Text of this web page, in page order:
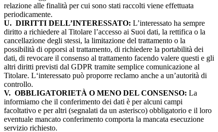
relazione alle finalità per cui sono stati raccolti viene effettuata
periodicamente.
U. DIRITTI DELL’INTERESSATO: L’interessato ha sempre
diritto a richiedere al Titolare l’accesso ai Suoi dati, la rettifica o la
cancellazione degli stessi, la limitazione del trattamento o la
possibilità di opporsi al trattamento, di richiedere la portabilità dei
dati, di revocare il consenso al trattamento facendo valere questi e gli
altri diritti previsti dal GDPR tramite semplice comunicazione al
Titolare. L‘interessato può proporre reclamo anche a un’autorità di
controllo.
V. OBBLIGATORIETÀ O MENO DEL CONSENSO: La
informiamo che il conferimento dei dati è per alcuni campi
facoltativo e per altri (segnalati da un asterisco) obbligatorio e il loro
eventuale mancato conferimento comporta la mancata esecuzione
servizio richiesto.